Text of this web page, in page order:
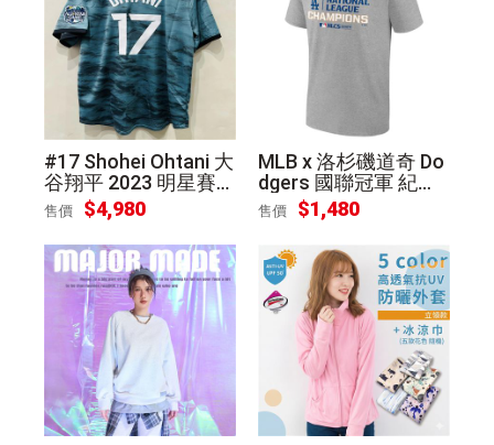
#17 Shohei Ohtani 大
谷翔平 2023 明星賽
美聯 Nike 球衣
售價 $4,980
MLB x 洛杉磯道奇 Do
dgers 國聯冠軍 紀念
T恤 OHTANI 大谷翔
平
售價 $1,480